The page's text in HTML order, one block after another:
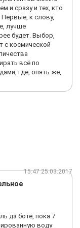
и сразу и тех, кто
Первые, к слову,
лучше
будет. Выбор,
с космической
всё по
где, опять же,
15:47 25.03.2017
дэ боте, пока 7
воду